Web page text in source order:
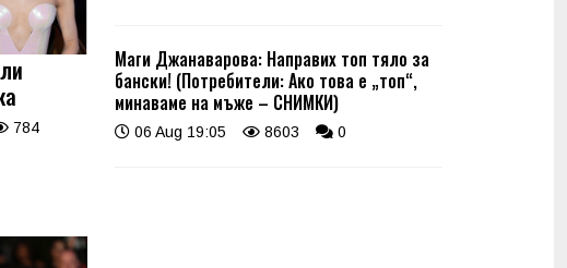
784
Маги Джанаварова: Направих топ тяло за
бански! (Потребители: Ако това е „топ“,
минаваме на мъже – СНИМКИ)
06 Aug 19:05 8603 0